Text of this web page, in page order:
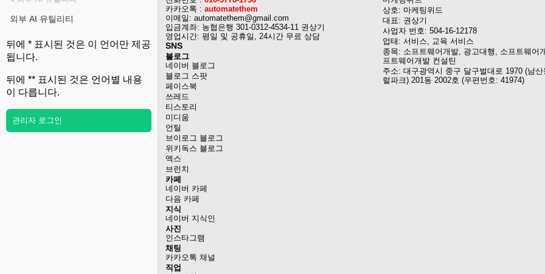
외부 AI 유틸리티
뒤에 * 표시된 것은 이 언어만 제공
됩니다.
뒤에 ** 표시된 것은 언어별 내용
이 다릅니다.
관리자 로그인
카카오톡 : automatethem
이메일: automatethem@gmail.com
입금계좌: 농협은행 301-0312-4534-11 권상기
영업시간: 평일 및 공휴일, 24시간 무료 상담
SNS
블로그
네이버 블로그
블로그 스팟
페이스북
쓰레드
티스토리
미디움
언틸
브이로그 블로그
위키독스 블로그
엑스
브런치
카페
네이버 카페
다음 카페
지식
네이버 지식인
사진
인스타그램
채팅
카카오톡 채널
직업
상호: 마케팅위드
대표: 권상기
사업자 번호: 504-16-12178
업태: 서비스, 교육 서비스
종목: 소프트웨어개발, 광고대행, 소프트웨어
프트웨어개발 컨설틴
주소: 대구광역시 중구 달구벌대로 1970 (남
럴파크) 201동 2002호 (우편번호: 41974)